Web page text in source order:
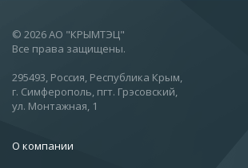
© 2026 АО "КРЫМТЭЦ"
Все права защищены.
295493, Россия, Республика Крым,
г. Симферополь, пгт. Грэсовский,
ул. Монтажная, 1
О компании